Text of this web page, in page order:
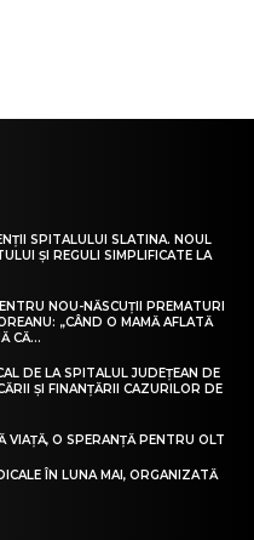
SPITALULUI SLATINA. NOUL
ȘI REGULI SIMPLIFICATE LA
NOU-NĂSCUȚII PREMATURI
„CÂND O MAMĂ AFLATĂ
CĂ...
DE LA SPITALUL JUDEȚEAN DE
ȘI FINANȚĂRII CAZURILOR DE
VIAȚĂ, O SPERANȚĂ PENTRU OLT
ÎN LUNA MAI, ORGANIZATĂ